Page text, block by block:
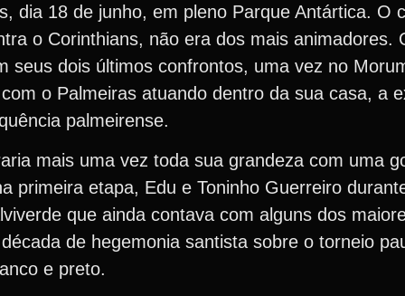
dia 18 de junho, em pleno Parque Antártica. O
o Corinthians, não era dos mais animadores.
seus dois últimos confrontos, uma vez no
o Palmeiras atuando dentro da sua casa, a
palmeirense.
mais uma vez toda sua grandeza com uma
primeira etapa, Edu e Toninho Guerreiro
que ainda contava com alguns dos
de hegemonia santista sobre o torneio
e preto.